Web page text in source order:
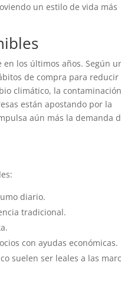
un estilo de vida más
los últimos años. Según
de compra para reducir
climático, la
están apostando por la
aún más la demanda
diario.
tradicional.
con ayudas económicas.
suelen ser leales a las